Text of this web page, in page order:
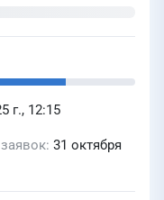
г., 12:15
31 октября